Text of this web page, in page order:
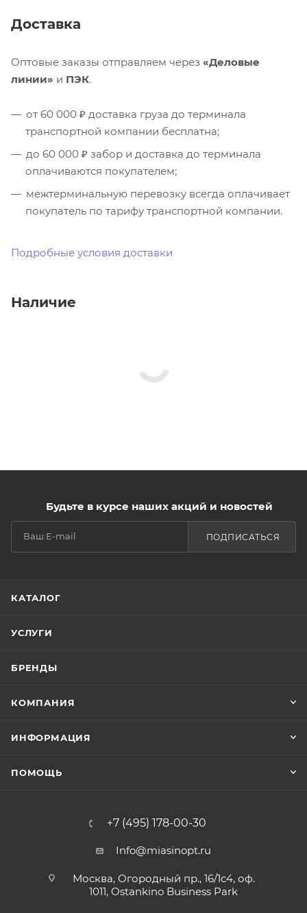
Доставка
Оптовые заказы отправляем через «Деловые
линии» и ПЭК.
от 60 000 ₽ доставка груза до терминала
транспортной компании бесплатна;
до 60 000 ₽ забор и доставка до терминала
оплачиваются покупателем;
межтерминальную перевозку всегда оплачивает
покупатель по тарифу транспортной компании.
Подробные условия доставки
Наличие
Будьте в курсе наших акций и новостей
ПОДПИСАТЬСЯ
КАТАЛОГ
УСЛУГИ
БРЕНДЫ
КОМПАНИЯ
ИНФОРМАЦИЯ
ПОМОЩЬ
+7 (495) 178-00-30
Info@miasinopt.ru
Москва, Огородный пр., 16/1с4, оф.
1011, Ostankino Business Park